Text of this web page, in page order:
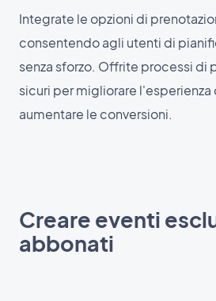
Integrate le opzioni di
consentendo agli utenti di
senza sforzo. Offrite processi di
sicuri per migliorare
aumentare le conversioni.
Creare eventi
abbonati